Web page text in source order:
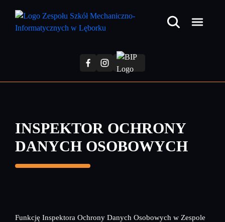
treści
INSPEKTOR OCHRONY
DANYCH OSOBOWYCH
Funkcję Inspektora Ochrony Danych Osobowych w Zespole